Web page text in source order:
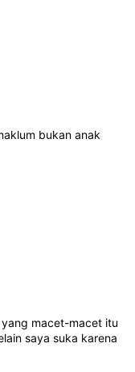
bukan anak
macet-macet itu
saya suka karena